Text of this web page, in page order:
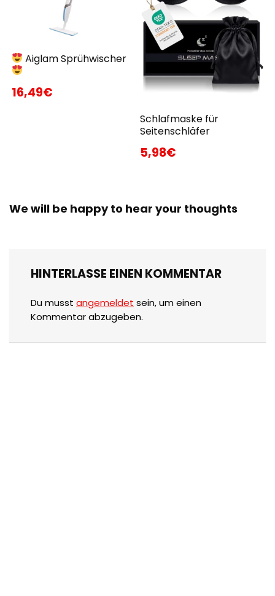
Aiglam Sprühwischer
16,49€
Schlafmaske für
Seitenschläfer
5,98€
We will be happy to hear your thoughts
HINTERLASSE EINEN KOMMENTAR
Du musst angemeldet sein, um einen
Kommentar abzugeben.